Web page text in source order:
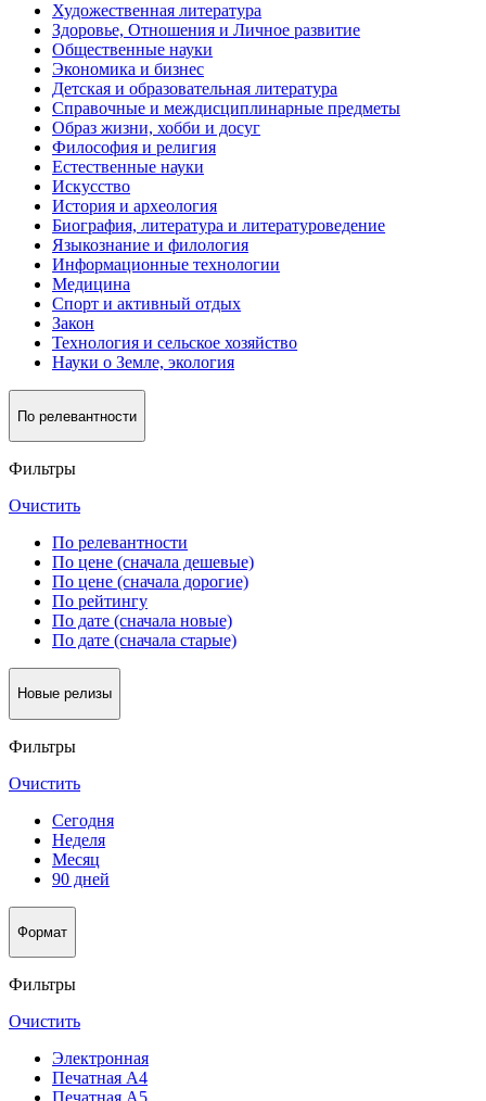
Художественная литература
Здоровье, Отношения и Личное развитие
Общественные науки
Экономика и бизнес
Детская и образовательная литература
Справочные и междисциплинарные предметы
Образ жизни, хобби и досуг
Философия и религия
Естественные науки
Искусство
История и археология
Биография, литература и литературоведение
Языкознание и филология
Информационные технологии
Медицина
Спорт и активный oтдых
Закон
Технология и сельское хозяйство
Науки о Земле, экология
По релевантности
Фильтры
Очистить
По релевантности
По цене (сначала дешевые)
По цене (сначала дорогие)
По рейтингу
По дате (сначала новые)
По дате (сначала старые)
Новые релизы
Фильтры
Очистить
Сегодня
Неделя
Месяц
90 дней
Формат
Фильтры
Очистить
Электронная
Печатная А4